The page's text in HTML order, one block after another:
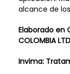
alcance de
Elaborado en
COLOMBIA
Invima: